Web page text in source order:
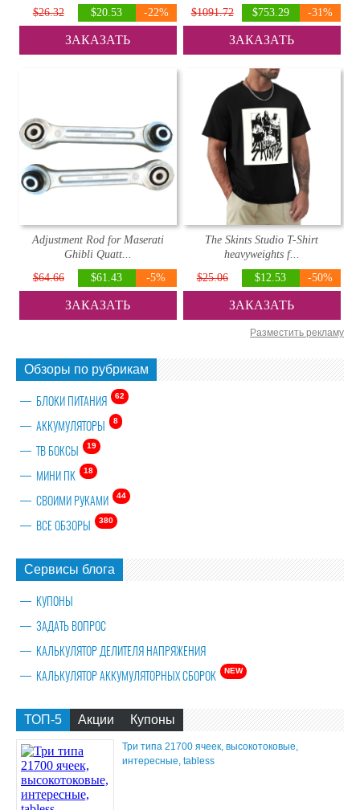
$26.32
$20.53 -22%
ЗАКАЗАТЬ
$1091.72
$753.29 -31%
ЗАКАЗАТЬ
Adjustment Rod for Maserati
Ghibli Quatt...
$64.66
$61.43 -5%
ЗАКАЗАТЬ
The Skints Studio T-Shirt
heavyweights f...
$25.06
$12.53 -50%
ЗАКАЗАТЬ
Разместить рекламу
Обзоры по рубрикам
62
БЛОКИ ПИТАНИЯ
8
АККУМУЛЯТОРЫ
19
ТВ БОКСЫ
18
МИНИ ПК
44
СВОИМИ РУКАМИ
380
ВСЕ ОБЗОРЫ
Сервисы блога
КУПОНЫ
ЗАДАТЬ ВОПРОС
КАЛЬКУЛЯТОР ДЕЛИТЕЛЯ НАПРЯЖЕНИЯ
NEW
КАЛЬКУЛЯТОР АККУМУЛЯТОРНЫХ СБОРОК
ТОП-5 Акции Купоны
Три типа 21700 ячеек, высокотоковые,
интересные, tabless